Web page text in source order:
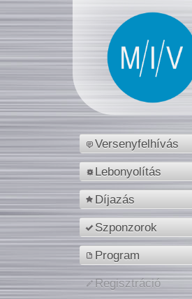
Versenyfelhívás
Lebonyolítás
Díjazás
Szponzorok
Program
Regisztráció